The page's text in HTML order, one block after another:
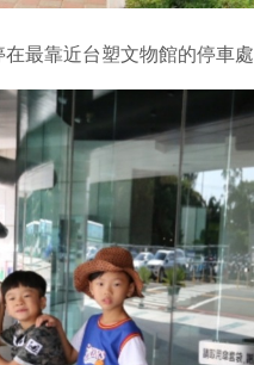
最靠近台塑文物館的停車處